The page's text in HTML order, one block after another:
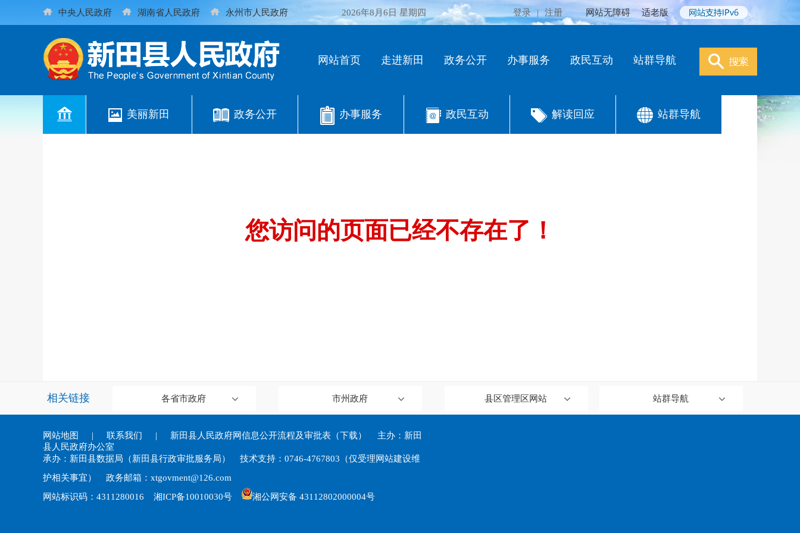
中央人民政府 湖南省人民政府 永州市人民政府 2026年8月6日 星期四 网站无障碍 适老版
登录 | 注册
网站首页 走进新田 政务公开 办事服务 政民互动 站群导航
美丽新田 政务公开 办事服务 政民互动 解读回应 站群导航
您访问的页面已经不存在了！
相关链接 各省市政府 市州政府 县区管理区网站 站群导航
网站地图 | 联系我们 | 新田县人民政府网信息公开流程及审批表（下载）
主办：新田
县人民政府办公室
承办：新田县数据局（新田县行政审批服务局） 技术支持：0746-4767803（仅受理网站建设维
护相关事宜） 政务邮箱：xtgovment@126.com
网站标识码：4311280016 湘ICP备10010030号 湘公网安备 43112802000004号